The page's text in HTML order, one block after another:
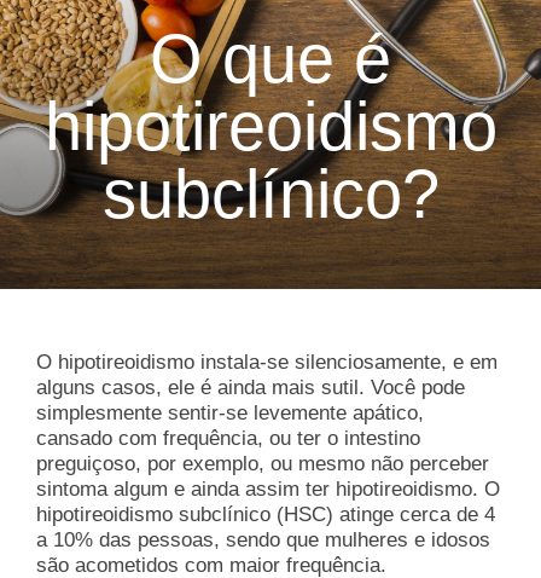
O que é
hipotireoidismo
subclínico?
O hipotireoidismo instala-se silenciosamente, e em
alguns casos, ele é ainda mais sutil. Você pode
simplesmente sentir-se levemente apático,
cansado com frequência, ou ter o intestino
preguiçoso, por exemplo, ou mesmo não perceber
sintoma algum e ainda assim ter hipotireoidismo. O
hipotireoidismo subclínico (HSC) atinge cerca de 4
a 10% das pessoas, sendo que mulheres e idosos
são acometidos com maior frequência.